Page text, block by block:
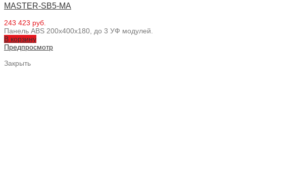
MASTER-SB5-MA
243 423 руб.
Панель ABS 200х400х180, до 3 УФ модулей.
В корзину
Предпросмотр
Закрыть